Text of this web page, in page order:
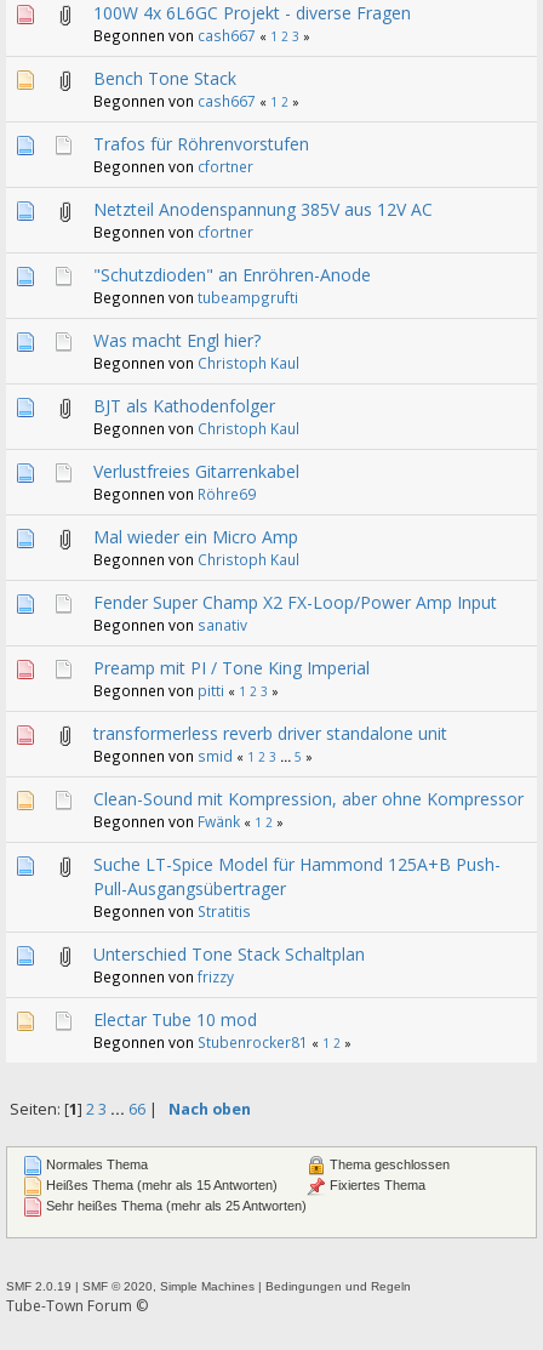
100W 4x 6L6GC Projekt - diverse Fragen
Begonnen von cash667 « 1 2 3 »
Bench Tone Stack
Begonnen von cash667 « 1 2 »
Trafos für Röhrenvorstufen
Begonnen von cfortner
Netzteil Anodenspannung 385V aus 12V AC
Begonnen von cfortner
"Schutzdioden" an Enröhren-Anode
Begonnen von tubeampgrufti
Was macht Engl hier?
Begonnen von Christoph Kaul
BJT als Kathodenfolger
Begonnen von Christoph Kaul
Verlustfreies Gitarrenkabel
Begonnen von Röhre69
Mal wieder ein Micro Amp
Begonnen von Christoph Kaul
Fender Super Champ X2 FX-Loop/Power Amp Input
Begonnen von sanativ
Preamp mit PI / Tone King Imperial
Begonnen von pitti « 1 2 3 »
transformerless reverb driver standalone unit
Begonnen von smid « 1 2 3 ... 5 »
Clean-Sound mit Kompression, aber ohne Kompressor
Begonnen von Fwänk « 1 2 »
Suche LT-Spice Model für Hammond 125A+B Push-
Pull-Ausgangsübertrager
Begonnen von Stratitis
Unterschied Tone Stack Schaltplan
Begonnen von frizzy
Electar Tube 10 mod
Begonnen von Stubenrocker81 « 1 2 »
Seiten: [1] 2 3 ... 66| Nach oben
Normales Thema
Heißes Thema (mehr als 15 Antworten)
Sehr heißes Thema (mehr als 25 Antworten)
Thema geschlossen
Fixiertes Thema
SMF 2.0.19 | SMF © 2020 Simple Machines | Bedingungen und Regeln
Tube-Town Forum ©